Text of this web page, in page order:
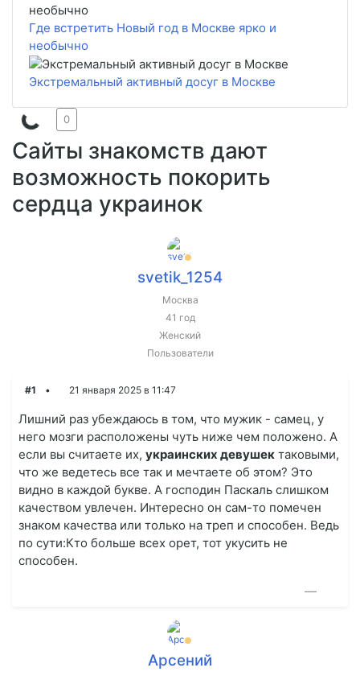
Где встретить Новый год в Москве ярко и
необычно
Экстремальный активный досуг в Москве
Сайты знакомств дают
возможность покорить
сердца украинок
0
#1 21 января 2025 в 11:47
Лишний раз убеждаюсь в том, что мужик - самец, у
него мозги расположены чуть ниже чем положено. А
если вы считаете их, украинских девушек таковыми,
что же ведетесь все так и мечтаете об этом? Это
видно в каждой букве. А господин Паскаль слишком
качеством увлечен. Интересно он сам-то помечен
знаком качества или только на треп и способен. Ведь
по сути:Кто больше всех орет, тот укусить не
способен.
—
svetik_1254
Москва
41 год
Женский
Пользователи
Арсений